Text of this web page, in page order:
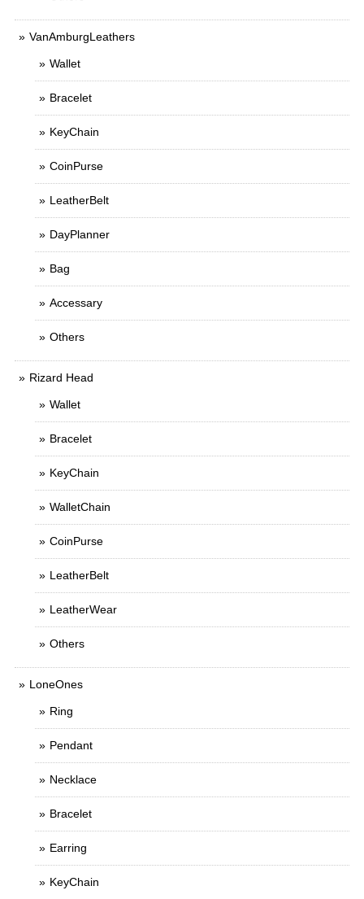
VanAmburgLeathers
Wallet
Bracelet
KeyChain
CoinPurse
LeatherBelt
DayPlanner
Bag
Accessary
Others
Rizard Head
Wallet
Bracelet
KeyChain
WalletChain
CoinPurse
LeatherBelt
LeatherWear
Others
LoneOnes
Ring
Pendant
Necklace
Bracelet
Earring
KeyChain